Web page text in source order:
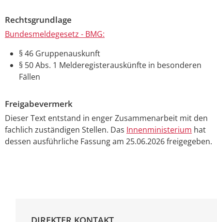
Rechtsgrundlage
Bundesmeldegesetz - BMG:
§ 46 Gruppenauskunft
§ 50 Abs. 1 Melderegisterauskünfte in besonderen
Fällen
Freigabevermerk
Dieser Text entstand in enger Zusammenarbeit mit den
fachlich zuständigen Stellen. Das Innenministerium hat
dessen ausführliche Fassung am 25.06.2026 freigegeben.